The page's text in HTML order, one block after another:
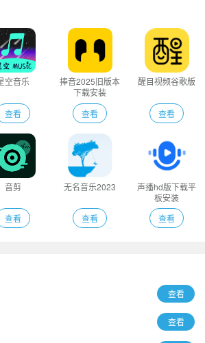
空音乐
查看
捧音2025旧版本
下载安装
查看
醒目视频谷歌版
查看
音剪
查看
无名音乐2023
查看
声播hd版下载平
板安装
查看
查看
查看